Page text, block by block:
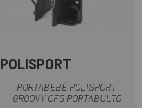
POLISPORT
PORTABEBÉ POLISPORT
GROOVY CFS PORTABULTO